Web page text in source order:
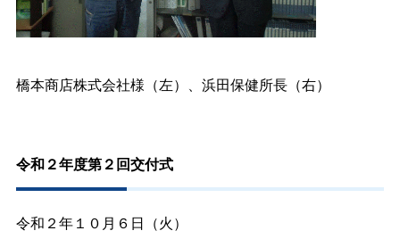
橋本商店株式会社様（左）、浜田保健所長（右）
令和２年度第２回交付式
令和２年１０月６日（火）